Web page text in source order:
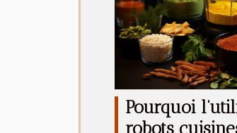
Pourquoi
robots